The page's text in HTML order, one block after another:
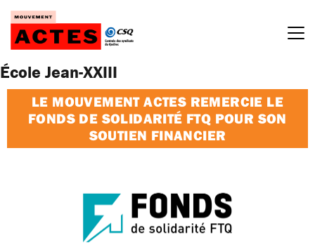
Passer
contenu
École Jean-XXIII
LE MOUVEMENT ACTES REMERCIE LE
FONDS DE SOLIDARITÉ FTQ POUR SON
SOUTIEN FINANCIER